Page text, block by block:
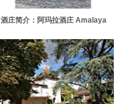
酒庄简介：阿玛拉酒庄 Amalaya